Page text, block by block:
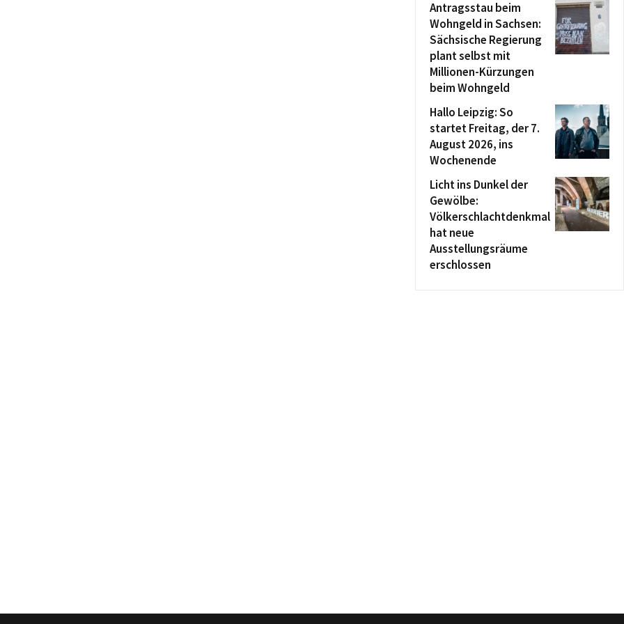
Antragsstau beim
Wohngeld in Sachsen:
Sächsische Regierung
plant selbst mit
Millionen-Kürzungen
beim Wohngeld
Hallo Leipzig: So
startet Freitag, der 7.
August 2026, ins
Wochenende
Licht ins Dunkel der
Gewölbe:
Völkerschlachtdenkmal
hat neue
Ausstellungsräume
erschlossen